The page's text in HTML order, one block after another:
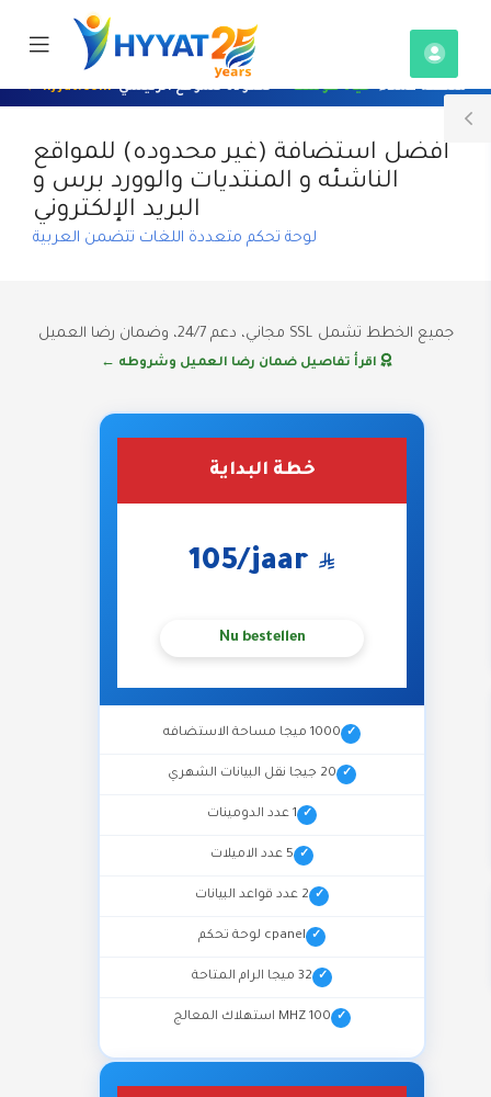
منطقة عملاء حياة هوست — للعودة للموقع الرئيسي hyyat.com ←
Mobile
Menu
أفضل استضافة (غير محدوده) للمواقع
الناشئه و المنتديات والوورد برس و
البريد الإلكتروني
لوحة تحكم متعددة اللغات تتضمن العربية
جميع الخطط تشمل SSL مجاني، دعم 24/7، وضمان رضا العميل
اقرأ تفاصيل ضمان رضا العميل وشروطه ←
خطة البداية
105/jaar
Nu bestellen
1000 ميجا مساحة الاستضافه
20 جيجا نقل البيانات الشهري
1 عدد الدومينات
5 عدد الاميلات
2 عدد قواعد البيانات
cpanel لوحة تحكم
32 ميجا الرام المتاحة
100 MHZ استهلاك المعالج